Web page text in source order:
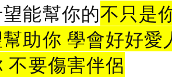
能幫你的不只是
助你 學會好好愛
不要傷害伴侶